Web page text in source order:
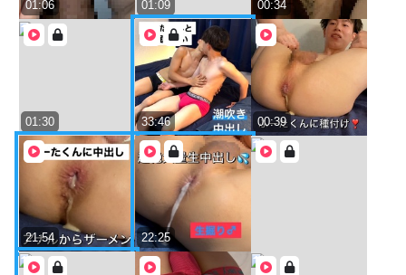
01:06 01:09 00:34
01:30 33:46 00:39
21:54 22:25